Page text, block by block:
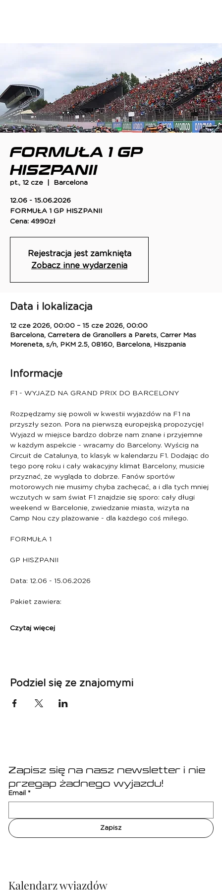
FORMUŁA 1 GP
HISZPANII
pt., 12 cze Barcelona
12.06 - 15.06.2026
FORMUŁA 1 GP HISZPANII
Cena: 4990zł
Rejestracja jest zamknięta
Zobacz inne wydarzenia
Data i lokalizacja
12 cze 2026, 00:00 – 15 cze 2026, 00:00
Barcelona, Carretera de Granollers a Parets, Carrer Mas
Moreneta, s/n, PKM 2.5, 08160, Barcelona, Hiszpania
Informacje
F1 - WYJAZD NA GRAND PRIX DO BARCELONY
Rozpędzamy się powoli w kwestii wyjazdów na F1 na
przyszły sezon. Pora na pierwszą europejską propozycję!
Wyjazd w miejsce bardzo dobrze nam znane i przyjemne
w każdym aspekcie - wracamy do Barcelony. Wyścig na
Circuit de Catalunya, to klasyk w kalendarzu F1. Dodając do
tego porę roku i cały wakacyjny klimat Barcelony, musicie
przyznać, że wygląda to dobrze. Fanów sportów
motorowych nie musimy chyba zachęcać, a i dla tych mniej
wczutych w sam świat F1 znajdzie się sporo: cały długi
weekend w Barcelonie, zwiedzanie miasta, wizyta na
Camp Nou czy plażowanie - dla każdego coś miłego.
FORMUŁA 1
GP HISZPANII
Data: 12.06 - 15.06.2026
Pakiet zawiera:
Czytaj więcej
Podziel się ze znajomymi
Zapisz się na nasz newsletter i nie
przegap żadnego wyjazdu!
Email *
Zapisz
Kalendarz wyjazdów